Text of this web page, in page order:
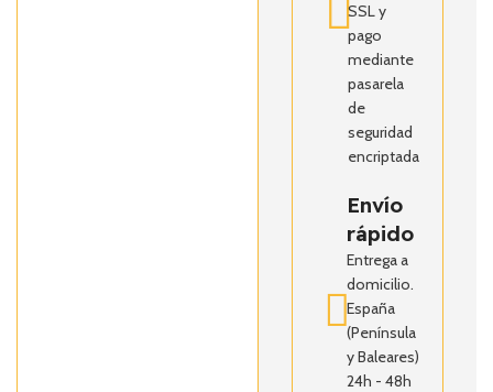
SSL y
pago
mediante
pasarela
de
seguridad
encriptada
Envío
rápido
Entrega a
domicilio.
España
(Península
y Baleares)
24h - 48h